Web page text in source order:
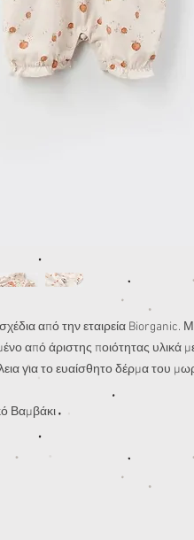
από την εταιρεία Biorganic.
από άριστης ποιότητας υλικά
για το ευαίσθητο δέρμα του
Βαμβάκι